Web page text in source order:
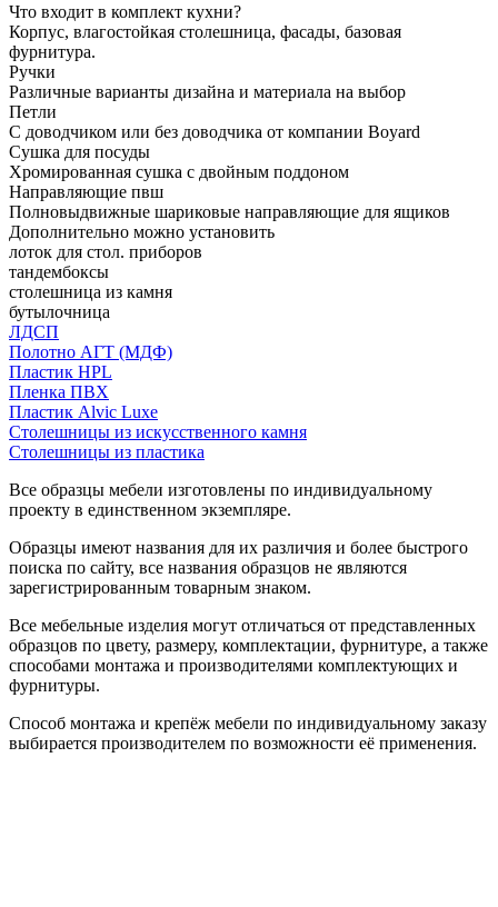
Что входит в комплект кухни?
Корпус, влагостойкая столешница, фасады, базовая
фурнитура.
Ручки
Различные варианты дизайна и материала на выбор
Петли
С доводчиком или без доводчика от компании Boyard
Сушка для посуды
Хромированная сушка с двойным поддоном
Направляющие пвш
Полновыдвижные шариковые направляющие для ящиков
Дополнительно можно установить
лоток для стол. приборов
тандембоксы
столешница из камня
бутылочница
ЛДСП
Полотно АГТ (МДФ)
Пластик HPL
Пленка ПВХ
Пластик Alvic Luxe
Столешницы из искусственного камня
Столешницы из пластика
Все образцы мебели изготовлены по индивидуальному
проекту в единственном экземпляре.
Образцы имеют названия для их различия и более быстрого
поиска по сайту, все названия образцов не являются
зарегистрированным товарным знаком.
Все мебельные изделия могут отличаться от представленных
образцов по цвету, размеру, комплектации, фурнитуре, а также
способами монтажа и производителями комплектующих и
фурнитуры.
Способ монтажа и крепёж мебели по индивидуальному заказу
выбирается производителем по возможности её применения.